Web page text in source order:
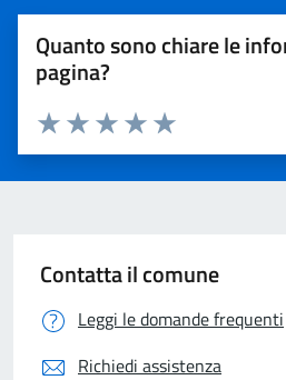
Quanto sono chiare le
pagina?
Valuta 5 stelle su
Valuta 4 stelle su 5
Valuta 3 stelle su 5
Valuta 2 stelle su 5
Valuta 1 stelle su 5
Contatta il comune
Leggi le domande frequenti
Richiedi assistenza